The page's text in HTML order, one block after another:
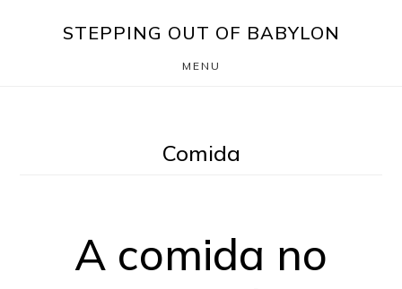
STEPPING OUT OF BABYLON
MENU
Comida
A comida no